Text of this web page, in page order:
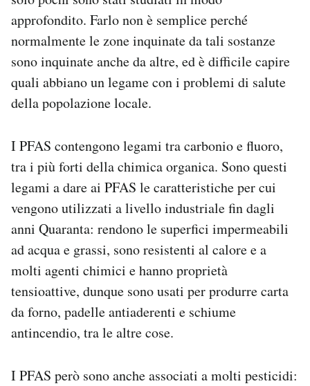
approfondito. Farlo non è semplice perché
normalmente le zone inquinate da tali sostanze
sono inquinate anche da altre, ed è difficile capire
quali abbiano un legame con i problemi di salute
della popolazione locale.
I PFAS contengono legami tra carbonio e fluoro,
tra i più forti della chimica organica. Sono questi
legami a dare ai PFAS le caratteristiche per cui
vengono utilizzati a livello industriale fin dagli
anni Quaranta: rendono le superfici impermeabili
ad acqua e grassi, sono resistenti al calore e a
molti agenti chimici e hanno proprietà
tensioattive, dunque sono usati per produrre carta
da forno, padelle antiaderenti e schiume
antincendio, tra le altre cose.
I PFAS però sono anche associati a molti pesticidi: